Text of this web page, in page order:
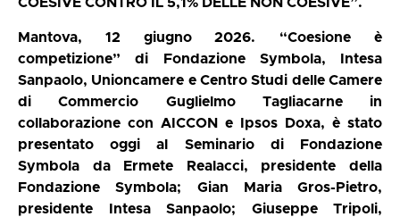
Mantova, 12 giugno 2026.
“Coesione è
competizione” di Fondazione Symbola, Intesa
Sanpaolo, Unioncamere e Centro Studi delle Camere
di Commercio Guglielmo Tagliacarne in
collaborazione con AICCON e Ipsos Doxa, è stato
presentato oggi al Seminario di Fondazione
Symbola da Ermete Realacci, presidente della
Fondazione Symbola; Gian Maria Gros-Pietro,
presidente Intesa Sanpaolo; Giuseppe Tripoli,